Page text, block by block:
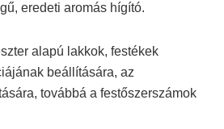
eredeti aromás hígító.
alapú lakkok, festékek
beállítására, az
továbbá a festőszerszámok